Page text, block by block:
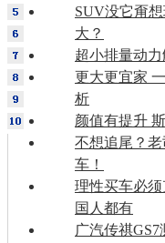
SUV没它甭
大？
超小排量动
更大更宜家
析
颜值有提升
不想追尾？
车！
理性买车必须
国人都有
广汽传祺